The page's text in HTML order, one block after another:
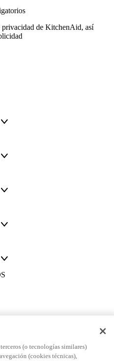
de KitchenAid, así
(o tecnologías similares)
(cookies técnicas),